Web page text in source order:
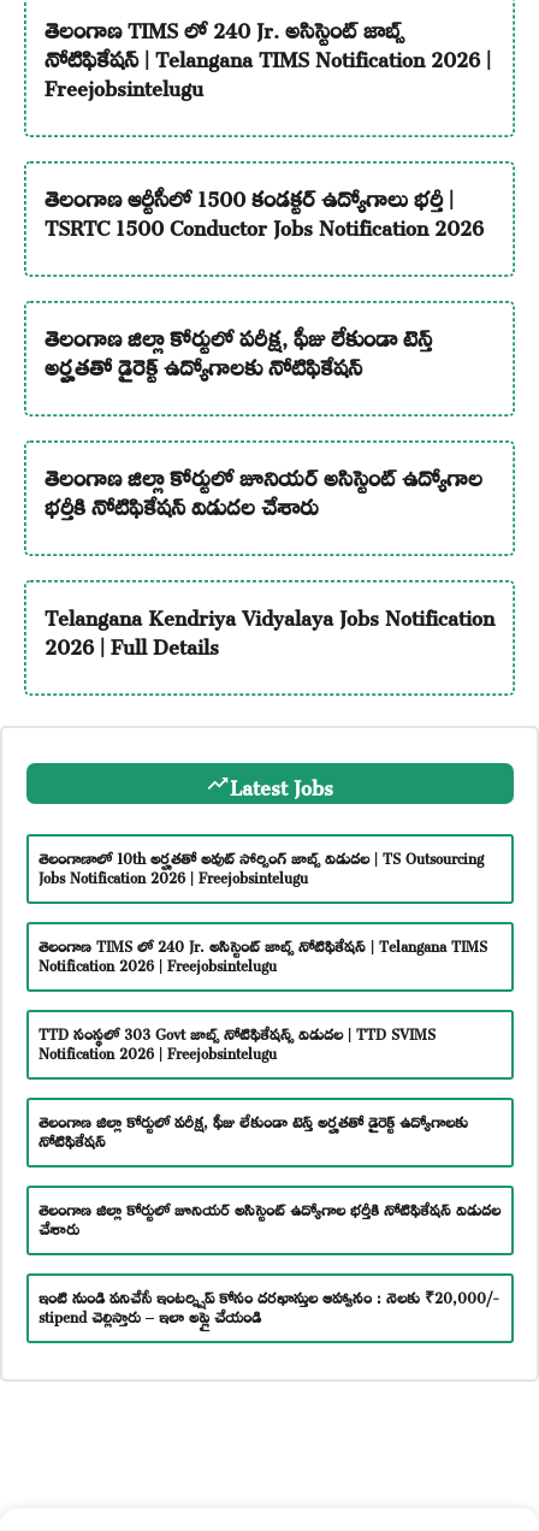
తెలంగాణ TIMS లో 240 Jr. అసిస్టెంట్ జాబ్స్
నోటిఫికేషన్ | Telangana TIMS Notification 2026 |
Freejobsintelugu
తెలంగాణ ఆర్టీసీలో 1500 కండక్టర్ ఉద్యోగాలు భర్తీ |
TSRTC 1500 Conductor Jobs Notification 2026
తెలంగాణ జిల్లా కోర్టులో పరీక్ష, ఫీజు లేకుండా టెన్త్
అర్హతతో డైరెక్ట్ ఉద్యోగాలకు నోటిఫికేషన్
తెలంగాణ జిల్లా కోర్టులో జూనియర్ అసిస్టెంట్ ఉద్యోగాల
భర్తీకి నోటిఫికేషన్ విడుదల చేశారు
Telangana Kendriya Vidyalaya Jobs Notification
2026 | Full Details
Latest Jobs
తెలంగాణాలో 10th అర్హతతో అవుట్ సోర్సింగ్ జాబ్స్ విడుదల | TS Outsourcing
Jobs Notification 2026 | Freejobsintelugu
తెలంగాణ TIMS లో 240 Jr. అసిస్టెంట్ జాబ్స్ నోటిఫికేషన్ | Telangana TIMS
Notification 2026 | Freejobsintelugu
TTD సంస్థలో 303 Govt జాబ్స్ నోటిఫికేషన్స్ విడుదల | TTD SVIMS
Notification 2026 | Freejobsintelugu
తెలంగాణ జిల్లా కోర్టులో పరీక్ష, ఫీజు లేకుండా టెన్త్ అర్హతతో డైరెక్ట్ ఉద్యోగాలకు
నోటిఫికేషన్
తెలంగాణ జిల్లా కోర్టులో జూనియర్ అసిస్టెంట్ ఉద్యోగాల భర్తీకి నోటిఫికేషన్ విడుదల
చేశారు
ఇంటి నుండి పనిచేసే ఇంటర్న్షిప్ కోసం దరఖాస్తుల ఆహ్వానం : నెలకు ₹20,000/-
stipend చెల్లిస్తారు – ఇలా అప్లై చేయండి